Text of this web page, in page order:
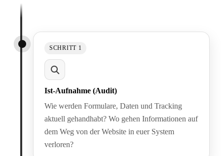
SCHRITT 1
Ist-Aufnahme (Audit)
Wie werden Formulare, Daten und Tracking
aktuell gehandhabt? Wo gehen Informationen auf
dem Weg von der Website in euer System
verloren?